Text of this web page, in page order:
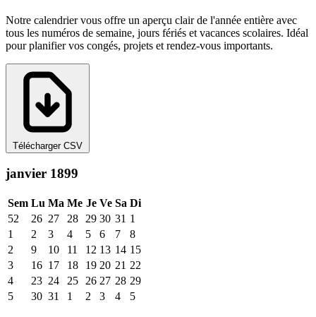
Notre calendrier vous offre un aperçu clair de l'année entière avec
tous les numéros de semaine, jours fériés et vacances scolaires. Idéal
pour planifier vos congés, projets et rendez-vous importants.
Télécharger CSV
janvier 1899
Sem Lu Ma Me Je Ve Sa Di
52
26 27 28 29 30 31 1
1
2 3 4 5 6 7
8
2
9 10 11 12 13 14 15
3
16 17 18 19 20 21 22
4
23 24 25 26 27 28 29
5
30 31 1 2 3 4 5